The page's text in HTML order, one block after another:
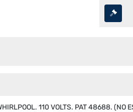
110 VOLTS. PAT 48688. (NO